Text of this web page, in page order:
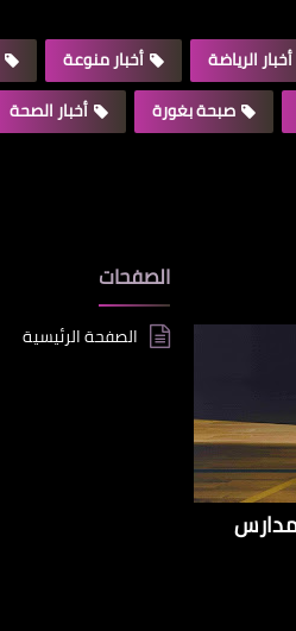
أخبار الرياضة أخبار منوعة
صبحة بغورة أخبار الصحة
الصفحات
الصفحة الرئيسية